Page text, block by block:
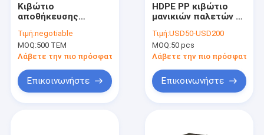
Κιβώτιο
αποθήκευσης
μεταφορά, πλαστικό
κιβώτιο
συσκευασίας με
αναδιπλούμενο
κιβώτιο
Τιμή:negotiable
MOQ:500 ΤΕΜ
Λάβετε την πιο πρόσφατη τιμή
Επικοινωνήστε
HDPE PP κιβώτιο
μανικιών παλετών με
αφρού του ΕΛΚ για
αυτόματο Sunroof
Τιμή:USD50-USD200
MOQ:50 pcs
Λάβετε την πιο πρόσφατη
Επικοινωνήστε